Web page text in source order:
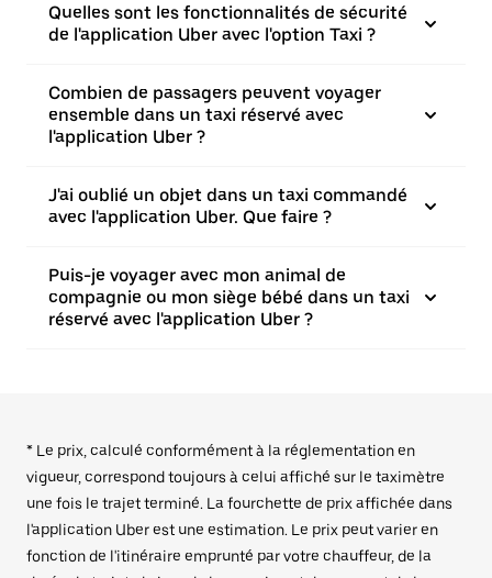
Quelles sont les fonctionnalités de sécurité
de l'application Uber avec l'option Taxi ?
Combien de passagers peuvent voyager
ensemble dans un taxi réservé avec
l'application Uber ?
J'ai oublié un objet dans un taxi commandé
avec l'application Uber. Que faire ?
Puis-je voyager avec mon animal de
compagnie ou mon siège bébé dans un taxi
réservé avec l'application Uber ?
* Le prix, calculé conformément à la réglementation en
vigueur, correspond toujours à celui affiché sur le taximètre
une fois le trajet terminé. La fourchette de prix affichée dans
l'application Uber est une estimation. Le prix peut varier en
fonction de l'itinéraire emprunté par votre chauffeur, de la